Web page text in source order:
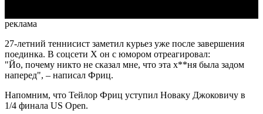
реклама
27-летний теннисист заметил курьез уже после завершения
поединка. В соцсети X он с юмором отреагировал:
"Йо, почему никто не сказал мне, что эта х**ня была задом
наперед", – написал Фриц.
Напомним, что Тейлор Фриц уступил Новаку Джоковичу в
1/4 финала US Open.